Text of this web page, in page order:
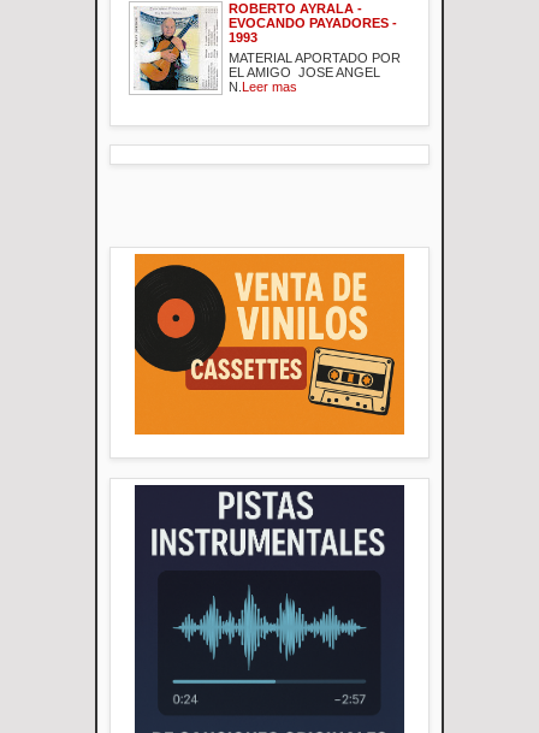
ROBERTO AYRALA -
EVOCANDO PAYADORES -
1993
MATERIAL APORTADO POR
EL AMIGO JOSE ANGEL
N.
Leer mas